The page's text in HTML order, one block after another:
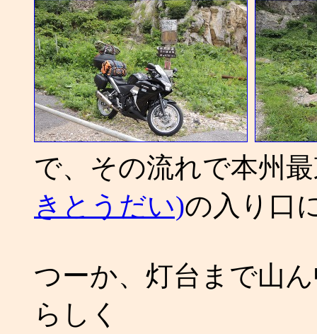
で、その流れで本州
きとうだい)の入り口
つーか、灯台まで山
らしく